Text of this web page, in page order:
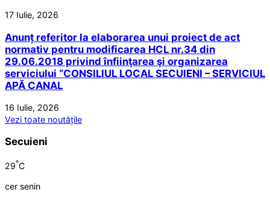
17 Iulie, 2026
Anunț referitor la elaborarea unui proiect de act
normativ pentru modificarea HCL nr.34 din
29.06.2018 privind înfiinţarea şi organizarea
serviciului “CONSILIUL LOCAL SECUIENI – SERVICIUL
APĂ CANAL
16 Iulie, 2026
Vezi toate noutățile
Secuieni
29°C
cer senin